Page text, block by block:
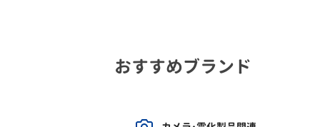
おすすめブランド